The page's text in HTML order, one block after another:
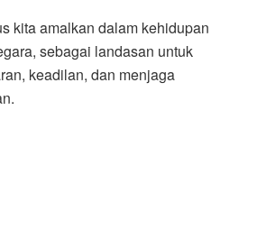
kita amalkan dalam kehidupan
sebagai landasan untuk
keadilan, dan menjaga